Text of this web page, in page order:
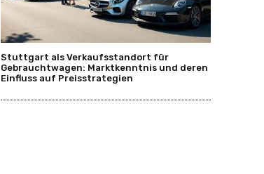
Stuttgart als Verkaufsstandort für
Gebrauchtwagen: Marktkenntnis und deren
Einfluss auf Preisstrategien